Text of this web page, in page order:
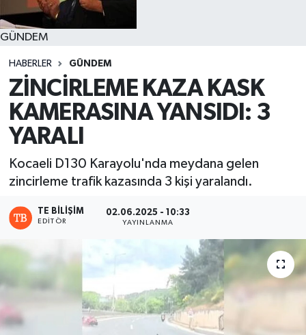
GÜNDEM
HABERLER GÜNDEM
ZİNCİRLEME KAZA KASK
KAMERASINA YANSIDI: 3
YARALI
Kocaeli D130 Karayolu'nda meydana gelen
zincirleme trafik kazasında 3 kişi yaralandı.
TE BILIŞIM
EDITÖR
02.06.2025 - 10:33
YAYINLANMA